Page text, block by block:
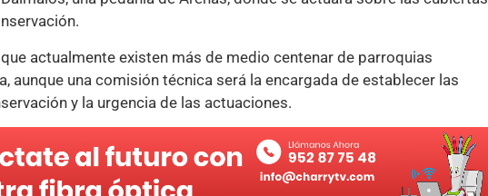
actualmente existen más de medio centenar de parroquias
aunque una comisión técnica será la encargada de establecer las
y la urgencia de las actuaciones.